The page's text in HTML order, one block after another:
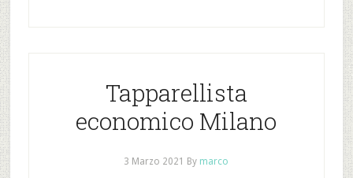
Tapparellista
economico Milano
3 Marzo 2021 By marco